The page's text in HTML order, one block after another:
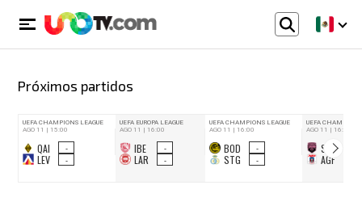
Próximos partidos